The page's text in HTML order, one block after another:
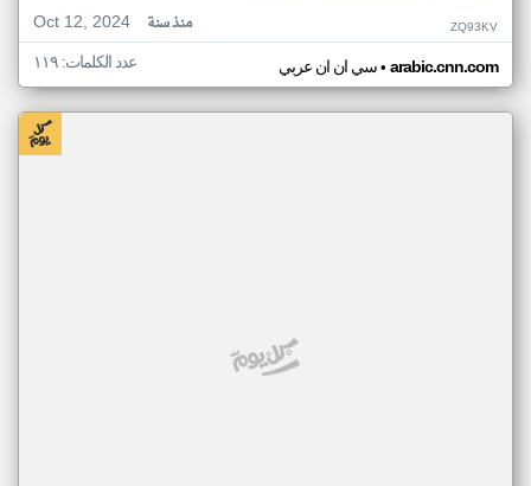
Oct 12, 2024
منذ سنة ZQ93KV
سي ان ان عربي• arabic.cnn.com عدد الكلمات: ١١٩